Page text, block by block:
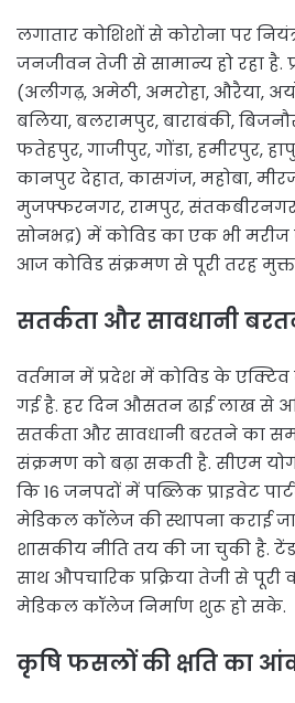
लगातार कोशिशों से कोरोना पर
जनजीवन तेजी से सामान्य हो रहा है.
(अलीगढ़, अमेठी, अमरोहा, औरैया,
बलिया, बलरामपुर, बाराबंकी,
फतेहपुर, गाजीपुर, गोंडा, हमीरपुर,
कानपुर देहात, कासगंज, महोबा,
मुजफ्फरनगर, रामपुर, संतकबीरनगर,
सोनभद्र) में कोविड का एक भी
आज कोविड संक्रमण से पूरी तरह मुक्त
सतर्कता और सावधानी
वर्तमान में प्रदेश में कोविड के एक्टिव
गई है. हर दिन औसतन ढाई लाख से
सतर्कता और सावधानी बरतने का
संक्रमण को बढ़ा सकती है. सीएम
कि 16 जनपदों में पब्लिक प्राइवेट
मेडिकल कॉलेज की स्थापना कराई
शासकीय नीति तय की जा चुकी है.
साथ औपचारिक प्रक्रिया तेजी से पूरी
मेडिकल कॉलेज निर्माण शुरू हो सके.
कृषि फसलों की क्षति का